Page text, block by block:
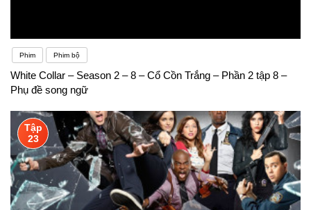
Phim Phim bộ
White Collar – Season 2 – 8 – Cổ Cồn Trắng – Phần 2 tập 8 –
Phụ đề song ngữ
Tập
23